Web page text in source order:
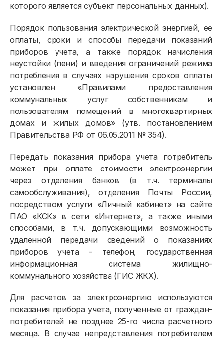
которого является субъект персональных данных).
Порядок пользования электрической энергией, ее
оплаты, сроки и способы передачи показаний
приборов учета, а также порядок начисления
неустойки (пени) и введения ограничений режима
потребления в случаях нарушения сроков оплаты
установлен «Правилами предоставления
коммунальных услуг собственникам и
пользователям помещений в многоквартирных
домах и жилых домов» (утв. постановлением
Правительства РФ от 06.05.2011 № 354).
Передать показания прибора учета потребитель
может при оплате стоимости электроэнергии
через отделения банков (в т.ч. терминалы
самообслуживания), отделения Почты России,
посредством услуги «Личный кабинет» на сайте
ПАО «КСК» в сети «Интернет», а также иными
способами, в т.ч. допускающими возможность
удаленной передачи сведений о показаниях
приборов учета - телефон, государственная
информационная система жилищно-
коммунального хозяйства (ГИС ЖКХ).
Для расчетов за электроэнергию используются
показания прибора учета, полученные от граждан-
потребителей не позднее 25-го числа расчетного
месяца. В случае непредставления потребителем
Физическим лицам
Договор энергоснабжения
Расчёты и оплата
Должникам
Онлайн-сервисы
Полезное